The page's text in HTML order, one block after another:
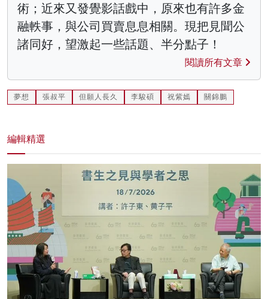
術；近來又發覺影話戲中，原來也有許多金
融軼事，與公司買賣息息相關。現把見聞公
諸同好，望激起一些話題、半分點子！
閱讀所有文章
夢想 張叔平 但願人長久 李駿碩 祝紫嫣 關錦鵬
編輯精選